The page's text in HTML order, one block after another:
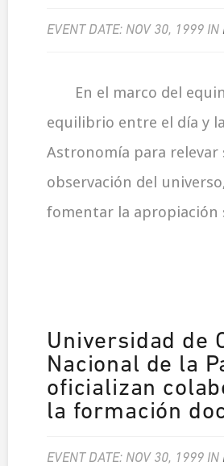
EVENT DATE: NOV 30, 1999 IN
En el marco del
equilibrio entre el día y
Astronomía para
observación del
fomentar la apropiación
Universidad de
Nacional de la
oficializan
la formación
EVENT DATE: NOV 30, 1999 IN